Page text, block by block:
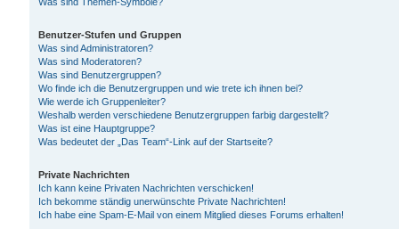
Benutzer-Stufen und Gruppen
Was sind Administratoren?
Was sind Moderatoren?
Was sind Benutzergruppen?
Wo finde ich die Benutzergruppen und wie trete ich ihnen bei?
Wie werde ich Gruppenleiter?
Weshalb werden verschiedene Benutzergruppen farbig dargestellt?
Was ist eine Hauptgruppe?
Was bedeutet der „Das Team“-Link auf der Startseite?
Private Nachrichten
Ich kann keine Privaten Nachrichten verschicken!
Ich bekomme ständig unerwünschte Private Nachrichten!
Ich habe eine Spam-E-Mail von einem Mitglied dieses Forums erhalten!